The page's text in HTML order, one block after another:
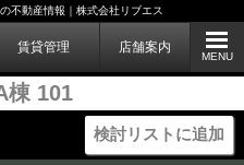
不動産情報｜株式会社リブエス
賃貸管理 店舗案内
MENU
棟 101
検討リストに追加